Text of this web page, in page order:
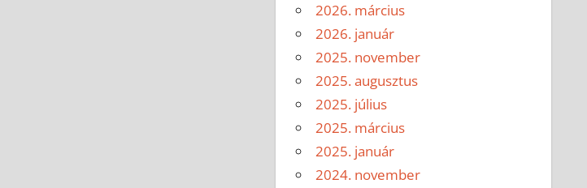
2026. március
2026. január
2025. november
2025. augusztus
2025. július
2025. március
2025. január
2024. november